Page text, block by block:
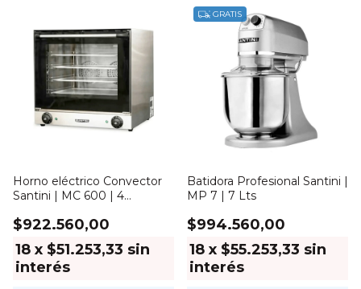
Horno eléctrico Convector
Santini | MC 600 | 4
$922.560,00
18 x $51.253,33 sin
interés
GRATIS
Batidora Profesional Santini |
MP 7 | 7 Lts
$994.560,00
18 x $55.253,33 sin
interés